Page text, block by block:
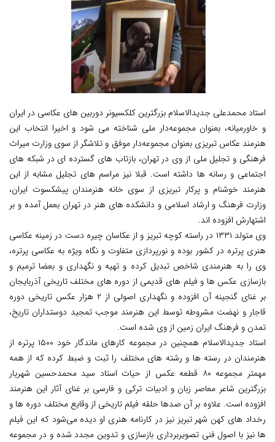
استاد محمدعلی جدیدالاسلام بزرگترین کلکسیونر دوربین های عکاسی در ایران
و خاورمیانه، بعنوان مجموعه‌دار ملی شناخته می شود و اخیرا انتخاب این
هنرمند عکاس تبریزی بعنوان مجموعه‌دار موفق و تلاشگر از سوی وزارت میراث
فرهنگی و تجلیل ملی از وی در تهران، بازتاب های گسترده ای در شبکه های
اجتماعی و رسانه ها داشته است. قبلا نیز مراسم های تجلیل مشابه از این
هنرمند خوشنام و پرکار تبریزی از سوی خانه هنرمندان پیشکسوت ایران،
وزارت فرهنگ و ارشاد اسلامی و دانشکده های هنر در تهران بعمل آمده و بر
اشتهارش افزوده اند.
وی متولد ۱۳۳۱ در راسته کوچه تبریز و از عکاسان چیره دست در زمینه عکاسی
هنری پرتره در کشور بوده و نورپردازی متفاوت و نگاه ویژه به عکاسی پرتره،
وی را به هنرمندی شاخص تبدیل کرده و تهیه و نگهداری و بعضا ترمیم و
بازسازی عکس ها و فیلم های قدیمی از دوره های مختلف تاریخی آذربایجان
بر غنای گنجینه آن افزوده و نگهداری اصولی از ۲ هزار عکس تاریخی دوره
قاجار و نهضت مشروطه توسط این هنرمند موجب تمجید دوستداران تاریخ،
تمدن و فرهنگ ایران زمین از وی شده است.
استاد جدیدالاسلام همچنین در مجموعه کارهای ماندگار خود ۱۵۰۰ پرتره از
هنرمندان در رسته ها و رشته های مختلف را ثبت و ضبط کرده که از همه
مهمتر مجموعه ۸۰ قطعه عکس از حیات استاد سید محمدحسین شهریار
بزرگترین شاعر معاصر زبان و ادبیات ترکی و فارسی بر غنای آثار این هنرمند
افزوده است. علاوه بر آن صدها حلقه فیلم تاریخی از وقایع مختلف دوره ها و
رخداد های کهن شهر تبریز نیز در کارنامه هنری او دیده می‌شود که این فیلم
ها نیز با اصول فنی تصویربرداری بازسازی و تدوین مجدد شده و در مجموعه